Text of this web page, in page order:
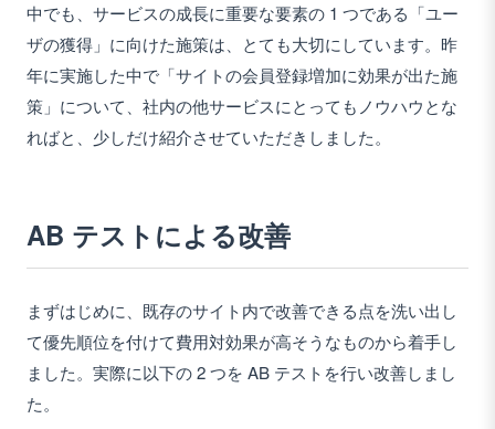
中でも、サービスの成長に重要な要素の 1 つである「ユー
ザの獲得」に向けた施策は、とても大切にしています。昨
年に実施した中で「サイトの会員登録増加に効果が出た施
策」について、社内の他サービスにとってもノウハウとな
ればと、少しだけ紹介させていただきしました。
AB テストによる改善
まずはじめに、既存のサイト内で改善できる点を洗い出し
て優先順位を付けて費用対効果が高そうなものから着手し
ました。実際に以下の 2 つを AB テストを行い改善しまし
た。